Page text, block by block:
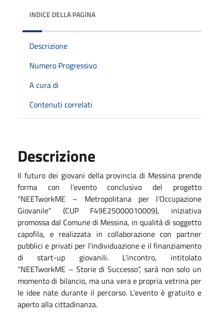
INDICE DELLA PAGINA
Descrizione
Numero Progressivo
A cura di
Contenuti correlati
Descrizione
Il futuro dei giovani della provincia di Messina prende
forma con l’evento conclusivo del progetto
“NEETworkME – Metropolitana per l’Occupazione
Giovanile” (CUP F49E25000010009), iniziativa
promossa dal Comune di Messina, in qualità di soggetto
capofila, e realizzata in collaborazione con partner
pubblici e privati per l’individuazione e il finanziamento
di start-up giovanili. L’incontro, intitolato
“NEETworkME – Storie di Successo”, sarà non solo un
momento di bilancio, ma una vera e propria vetrina per
le idee nate durante il percorso. L’evento è gratuito e
aperto alla cittadinanza.